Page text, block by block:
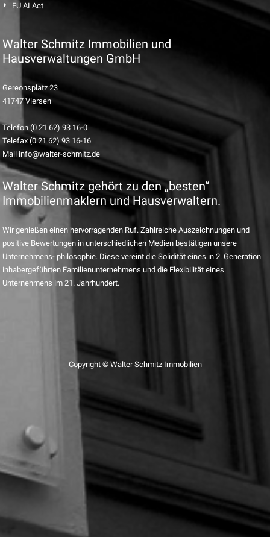
EU AI Act
Walter Schmitz Immobilien und
Hausverwaltungen GmbH
Gereonsplatz 23
41747 Viersen
Telefon (0 21 62) 93 16-0
Telefax (0 21 62) 93 16-16
Mail info@walter-schmitz.de
Walter Schmitz gehört zu den „besten“
Immobilienmaklern und Hausverwaltern.
Wir genießen einen hervorragenden Ruf. Zahlreiche Auszeichnungen und
positive Bewertungen in unterschiedlichen Medien bestätigen unsere
Unternehmens- philosophie. Diese vereint die Solidität eines in 2. Generation
inhabergeführten Familienunternehmens und die Flexibilität eines
Unternehmens im 21. Jahrhundert.
Copyright © Walter Schmitz Immobilien